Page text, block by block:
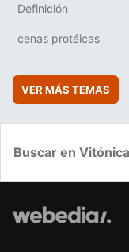
Definición
cenas protéicas
VER MÁS TEMAS